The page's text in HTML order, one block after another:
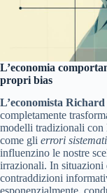
L’economia
propri bias
L’economista
completamente
modelli tradizionali con
come gli errori
influenzino le nostre
irrazionali. In situazioni
contraddizioni